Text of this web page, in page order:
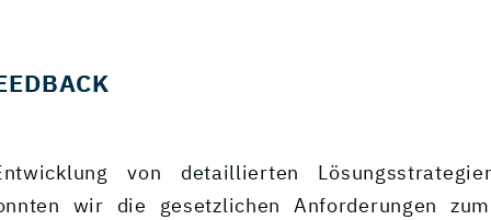
von detaillierten
wir die gesetzlichen Anforderungen